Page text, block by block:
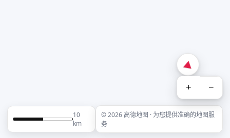
+ −
10
km
© 2026 高德地图 · 为您提供准确的地图服
务